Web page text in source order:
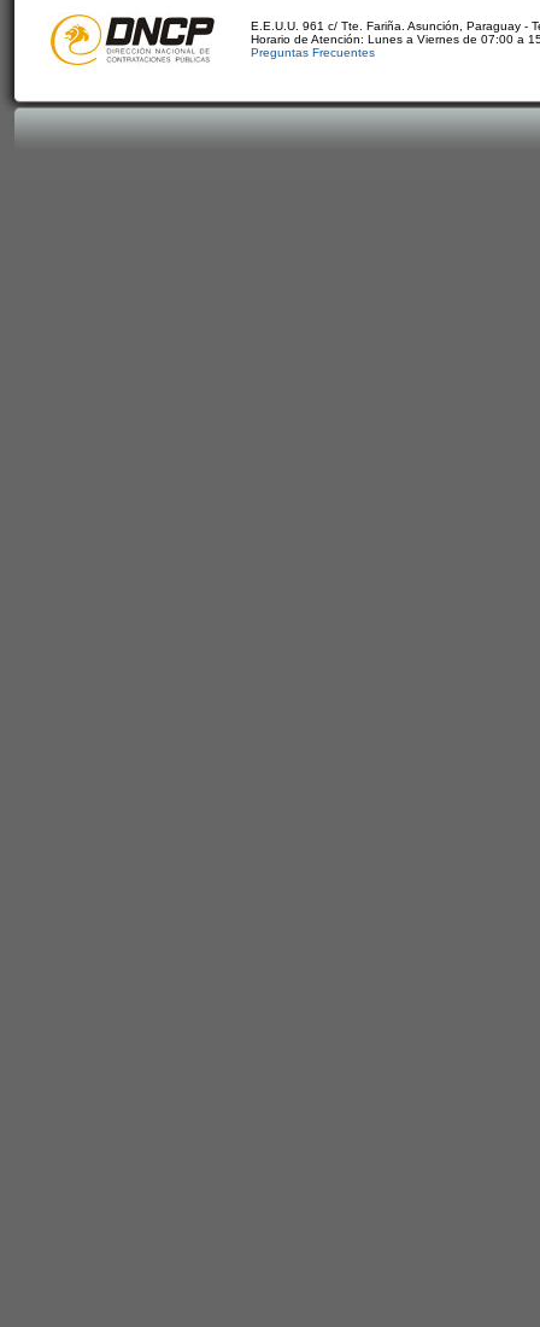
E.E.U.U. 961 c/ Tte. Fariña. Asunción, Paraguay -
Horario de Atención: Lunes a Viernes de 07:00 a
Preguntas Frecuentes